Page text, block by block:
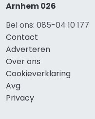
Arnhem 026
Bel ons: 085-04 10 177
Contact
Adverteren
Over ons
Cookieverklaring
Avg
Privacy